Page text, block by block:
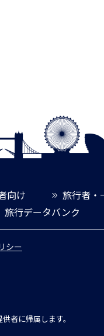
向け
旅行者・
旅行データバンク
シー
者に帰属します。